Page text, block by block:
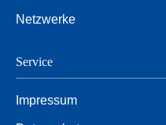
Netzwerke
Service
Impressum